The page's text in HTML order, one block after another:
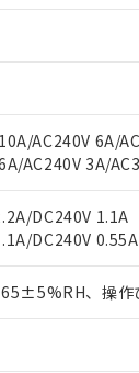
AC240V 6A/
AC240V 3A/
DC240V 1.1A
DC240V 0.55A
、操作
うえご利用くだ
は、本サービス
は、記載してい
際の在庫および
お客様のお取
の非含有に対
）の非含有に非
）の非含有の対
ていたものが
カドミウム(Cd)
ニル類(PBB)
1000ppm以下
ル (DIBP) 1000ppm
対する適用除外項目は
える意図的な使用がな
の基準値以下
の基準値を
問い合わせくだ
フェニル類) :
る場合は、日
、完全に破砕す
イル、化学兵器